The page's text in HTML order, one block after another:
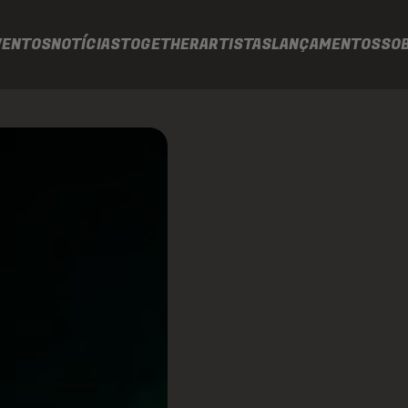
NOTÍCIASTOGETHERARTISTASLANÇAMENTOS